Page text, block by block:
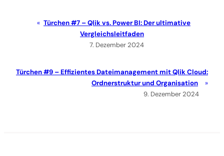
Türchen #7 – Qlik vs. Power BI: Der ultimative
Vergleichsleitfaden
7. Dezember 2024
Türchen #9 – Effizientes Dateimanagement mit Qlik Cloud:
Ordnerstruktur und Organisation
9. Dezember 2024